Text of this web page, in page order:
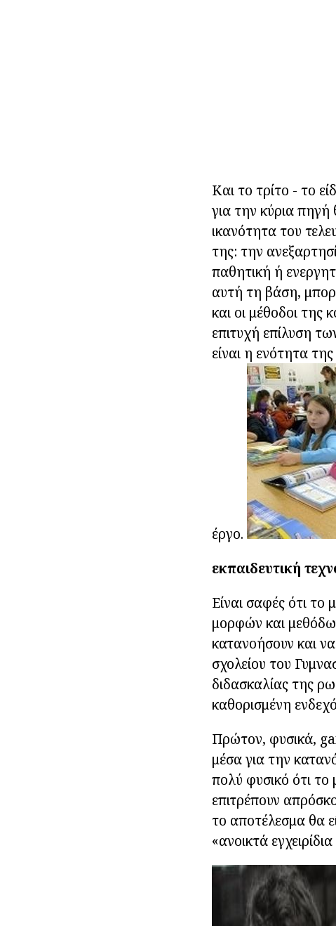
Και το τρίτο - το
για την κύρια
ικανότητα του
της: την
παθητική ή
αυτή τη βάση,
και οι μέθοδοι
επιτυχή επίλυση
είναι η ενότητα
έργο.
εκπαιδευτική
Είναι σαφές ότι το
μορφών και
κατανοήσουν και
σχολείου του
διδασκαλίας της
καθορισμένη
Πρώτον, φυσικά,
μέσα για την
πολύ φυσικό ότι το
επιτρέπουν
το αποτέλεσμα θα
«ανοικτά